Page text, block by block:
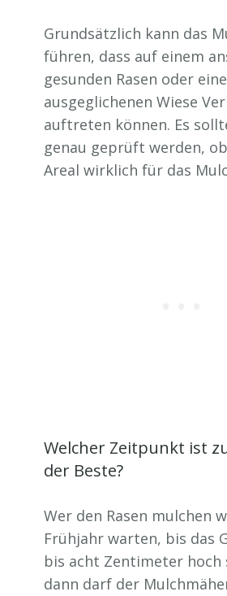
Grundsätzlich kann das
führen, dass auf einem
gesunden Rasen oder
ausgeglichenen Wiese
auftreten können. Es
genau geprüft werden,
Areal wirklich für das
Welcher Zeitpunkt ist
der Beste?
Wer den Rasen mulchen
Frühjahr warten, bis das
bis acht Zentimeter hoch
dann darf der